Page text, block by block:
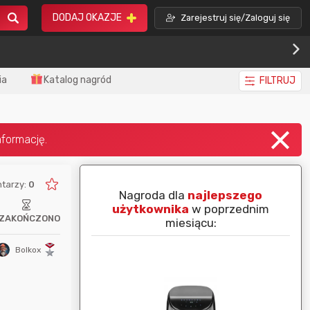
DODAJ OKAZJE Zarejestruj się/Zaloguj się
Katalog nagród FILTRUJ
0
ZAKOŃCZONO
Bolkox
miesiącu:
Nagroda dla najlepszego
użytkownika w poprzednim
miesiącu: